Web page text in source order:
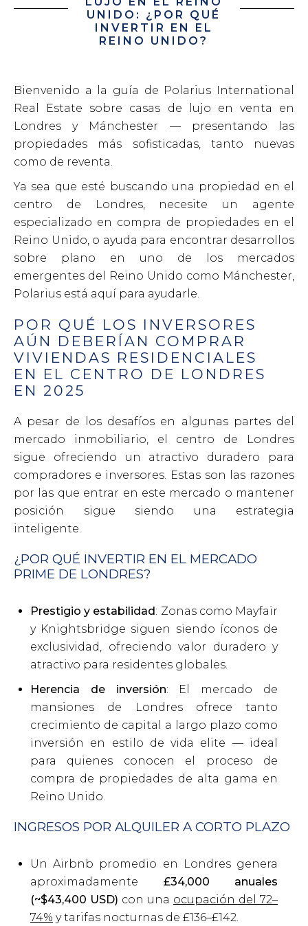
UNIDO: ¿POR QUÉ
INVERTIR EN EL
REINO UNIDO?
Bienvenido a la guía de Polarius International
Real Estate sobre casas de lujo en venta en
Londres y Mánchester — presentando las
propiedades más sofisticadas, tanto nuevas
como de reventa.
Ya sea que esté buscando una propiedad en el
centro de Londres, necesite un agente
especializado en compra de propiedades en el
Reino Unido, o ayuda para encontrar desarrollos
sobre plano en uno de los mercados
emergentes del Reino Unido como Mánchester,
Polarius está aquí para ayudarle.
POR QUÉ LOS INVERSORES
AÚN DEBERÍAN COMPRAR
VIVIENDAS RESIDENCIALES
EN EL CENTRO DE LONDRES
EN 2025
A pesar de los desafíos en algunas partes del
mercado inmobiliario, el centro de Londres
sigue ofreciendo un atractivo duradero para
compradores e inversores. Estas son las razones
por las que entrar en este mercado o mantener
posición sigue siendo una estrategia
inteligente.
¿POR QUÉ INVERTIR EN EL MERCADO
PRIME DE LONDRES?
Prestigio y estabilidad: Zonas como Mayfair
y Knightsbridge siguen siendo íconos de
exclusividad, ofreciendo valor duradero y
atractivo para residentes globales.
Herencia de inversión: El mercado de
mansiones de Londres ofrece tanto
crecimiento de capital a largo plazo como
inversión en estilo de vida elite — ideal
para quienes conocen el proceso de
compra de propiedades de alta gama en
Reino Unido.
INGRESOS POR ALQUILER A CORTO PLAZO
Un Airbnb promedio en Londres genera
aproximadamente £34,000 anuales
(~$43,400 USD) con una ocupación del 72–
74% y tarifas nocturnas de £136–£142.